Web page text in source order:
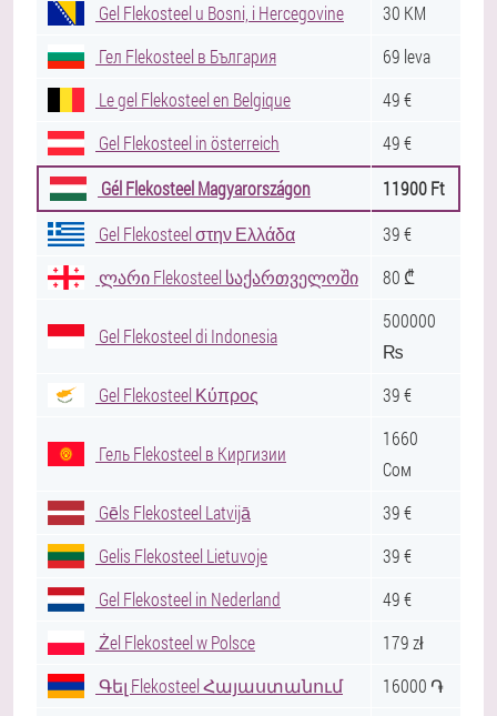
Gel Flekosteel u Bosni, i Hercegovine
30 KM
Гел Flekosteel в България
69 leva
Le gel Flekosteel en Belgique
49 €
Gel Flekosteel in österreich
49 €
Gél Flekosteel Magyarországon
11900 Ft
Gel Flekosteel στην Ελλάδα
39 €
ლარი Flekosteel საქართველოში
80 ₾
Gel Flekosteel di Indonesia
500000
₨
Gel Flekosteel Κύπρος
39 €
Гель Flekosteel в Киргизии
1660
Сом
Gēls Flekosteel Latvijā
39 €
Gelis Flekosteel Lietuvoje
39 €
Gel Flekosteel in Nederland
49 €
Żel Flekosteel w Polsce
179 zł
Գել Flekosteel Հայաստանում
16000 ֏